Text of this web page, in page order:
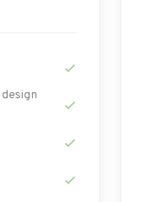
check
check
check
check